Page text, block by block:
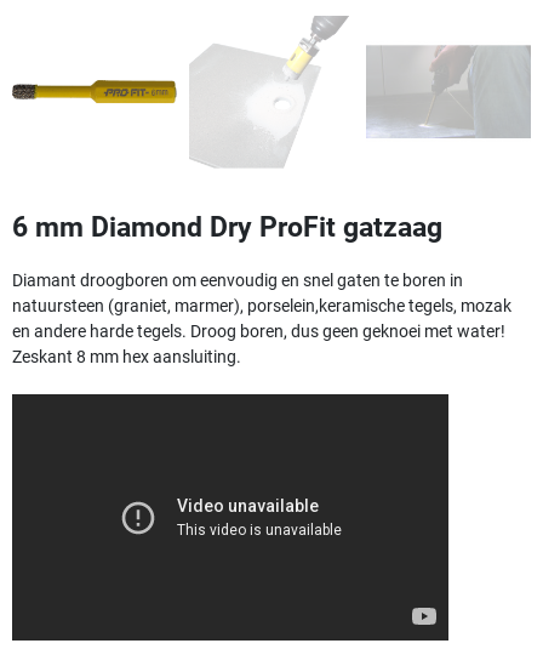
6 mm Diamond Dry ProFit gatzaag
Diamant droogboren om eenvoudig en snel gaten te boren in
natuursteen (graniet, marmer), porselein,keramische tegels, mozak
en andere harde tegels. Droog boren, dus geen geknoei met water!
Zeskant 8 mm hex aansluiting.